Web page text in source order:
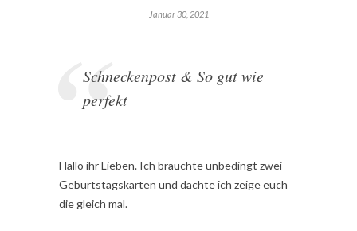
Januar 30, 2021
Schneckenpost & So gut wie
perfekt
Hallo ihr Lieben. Ich brauchte unbedingt zwei
Geburtstagskarten und dachte ich zeige euch
die gleich mal.